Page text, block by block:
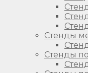
Стенды
Стенды